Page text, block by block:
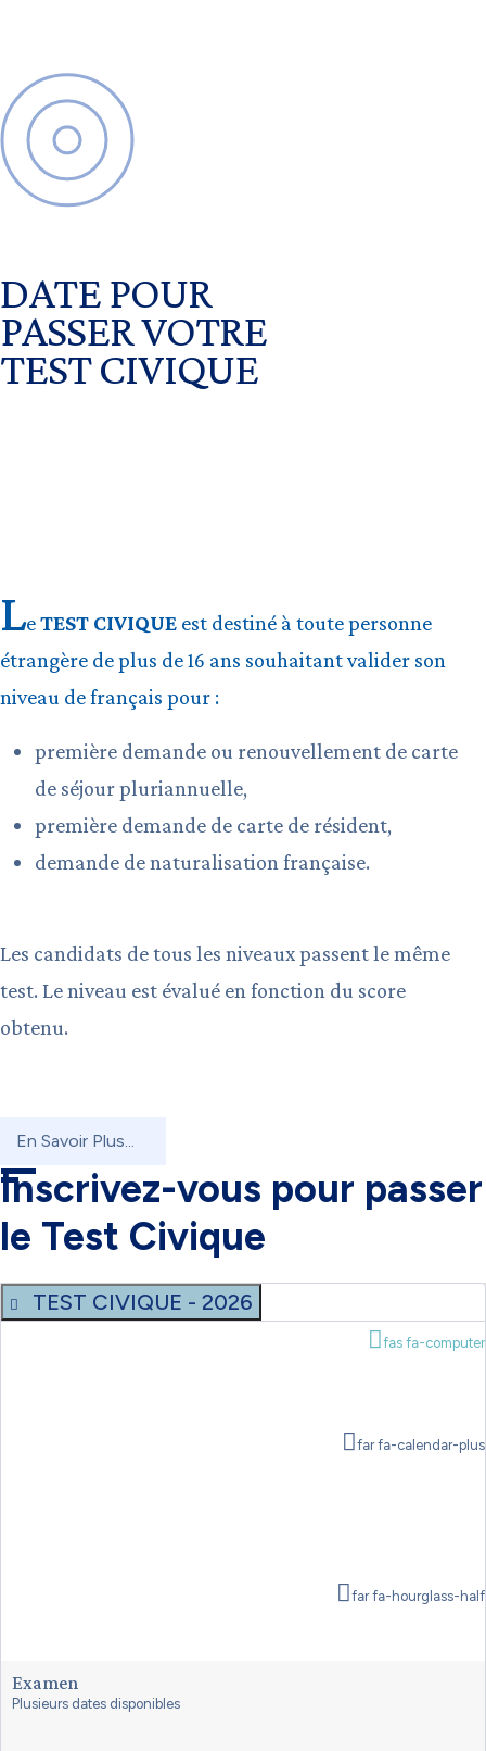
DATE POUR
PASSER VOTRE
TEST CIVIQUE
LeTEST CIVIQUE est destiné à toute personne
étrangère de plus de 16 ans souhaitant valider son
niveau de français pour :
première demande ou renouvellement de carte
de séjour pluriannuelle,
première demande de carte de résident,
demande de naturalisation française.
Les candidats de tous les niveaux passent le même
test. Le niveau est évalué en fonction du score
obtenu.
En Savoir Plus...
Inscrivez-vous pour passer
le Test Civique
TEST CIVIQUE - 2026
fas fa-computer
far fa-calendar-plus
far fa-hourglass-half
Examen
Plusieurs dates disponibles